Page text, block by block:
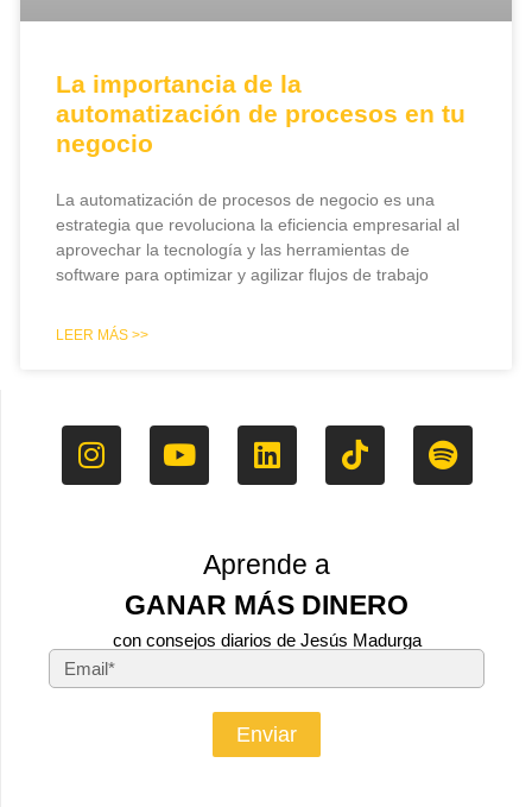
La importancia de la
automatización de procesos en tu
negocio
La automatización de procesos de negocio es una
estrategia que revoluciona la eficiencia empresarial al
aprovechar la tecnología y las herramientas de
software para optimizar y agilizar flujos de trabajo
LEER MÁS >>
Aprende a
GANAR MÁS DINERO
con consejos diarios de Jesús Madurga
Enviar